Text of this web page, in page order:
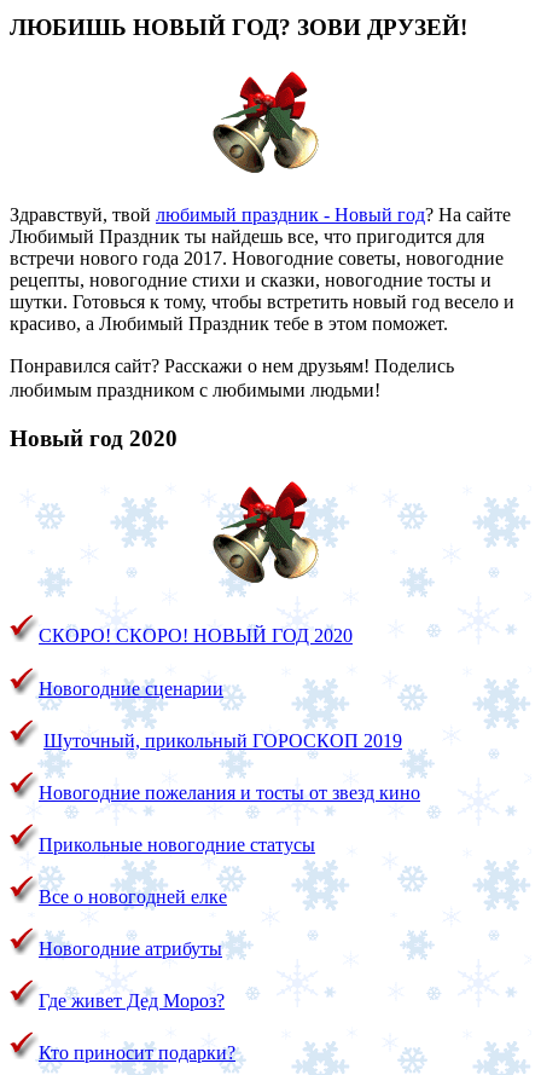
ЛЮБИШЬ НОВЫЙ ГОД? ЗОВИ ДРУЗЕЙ!
Здравствуй, твой любимый праздник - Новый год? На сайте
Любимый Праздник ты найдешь все, что пригодится для
встречи нового года 2017. Новогодние советы, новогодние
рецепты, новогодние стихи и сказки, новогодние тосты и
шутки. Готовься к тому, чтобы встретить новый год весело и
красиво, а Любимый Праздник тебе в этом поможет.
Понравился сайт? Расскажи о нем друзьям! Поделись
любимым праздником с любимыми людьми!
Новый год 2020
СКОРО! СКОРО! НОВЫЙ ГОД 2020
Новогодние сценарии
Шуточный, прикольный ГОРОСКОП 2019
Новогодние пожелания и тосты от звезд кино
Прикольные новогодние статусы
Все о новогодней елке
Новогодние атрибуты
Где живет Дед Мороз?
Кто приносит подарки?